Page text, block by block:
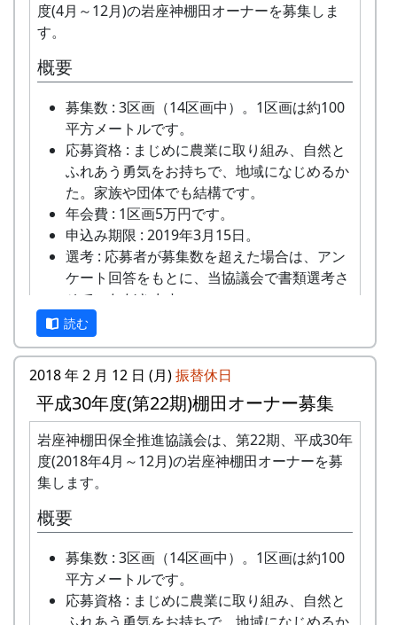
一つ一つ取り出して、写真に撮影していきます。
表紙だけ撮るものもあれば、一ページずつ撮るも
のもあります。
文書ごとに目録を作成します。今はまだ細かい内
容には立ち入らず、文書の標題や概要と年代を確
認するわけです。
※ 作品の使用権は、主催者に帰属し、町ホームペ
ージや SNS へ掲載するほか、資料写真として無
償で使用させていただきます。
棚田オーナー制度は休止しますが、形を変えて、
「岩座神ファン」の方たちに棚田を守る営為に参
加していただける仕組みを新たに作ります。
是非ともご協力くださいますようお願いいたしま
度(4月～12月)の岩座神棚田オーナーを募集しま
す。
概要
募集数 : 3区画（14区画中）。1区画は約100
平方メートルです。
応募資格 : まじめに農業に取り組み、自然と
ふれあう勇気をお持ちで、地域になじめるか
た。家族や団体でも結構です。
年会費 : 1区画5万円です。
申込み期限 : 2019年3月15日。
選考 : 応募者が募集数を超えた場合は、アン
ケート回答をもとに、当協議会で書類選考さ
せていただきます。
申込み方法 : 下記の申込み窓口に、電話、
FAXまたはメールでお申し込み下さい（FAX
またはメールの場合は、郵便番号、住所、氏
名、電話番号を明記して下さい）。 折り返
し、詳しい内容と「申し込みアンケート」を
お送りいたしますので、申し込みアンケート
をご返送ください。
申込み・お問合せの窓口
岩座神棚田保全推進協議会事務局
携帯: 999-9999-9999
MAIL : mailaddress
担当 : XX
読む
2018 年 2 月 12 日 (月)振替休日
平成30年度(第22期)棚田オーナー募集
岩座神棚田保全推進協議会は、第22期、平成30年
度(2018年4月～12月)の岩座神棚田オーナーを募
集します。
概要
募集数 : 3区画（14区画中）。1区画は約100
平方メートルです。
応募資格 : まじめに農業に取り組み、自然と